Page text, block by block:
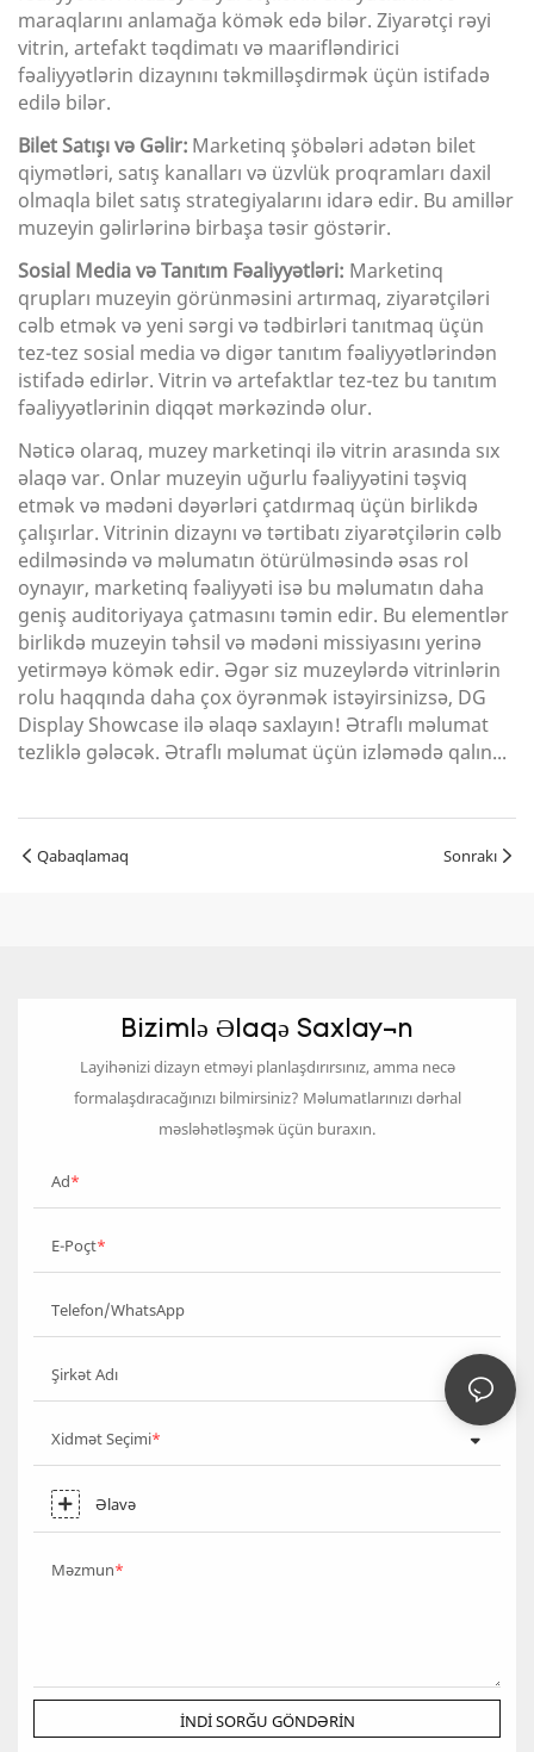
maraqlarını anlamağa kömək edə bilər. Ziyarətçi rəyi
vitrin, artefakt təqdimatı və maarifləndirici
fəaliyyətlərin dizaynını təkmilləşdirmək üçün istifadə
edilə bilər.
Bilet Satışı və Gəlir: Marketinq şöbələri adətən bilet
qiymətləri, satış kanalları və üzvlük proqramları daxil
olmaqla bilet satış strategiyalarını idarə edir. Bu amillər
muzeyin gəlirlərinə birbaşa təsir göstərir.
Sosial Media və Tanıtım Fəaliyyətləri: Marketinq
qrupları muzeyin görünməsini artırmaq, ziyarətçiləri
cəlb etmək və yeni sərgi və tədbirləri tanıtmaq üçün
tez-tez sosial media və digər tanıtım fəaliyyətlərindən
istifadə edirlər. Vitrin və artefaktlar tez-tez bu tanıtım
fəaliyyətlərinin diqqət mərkəzində olur.
Nəticə olaraq, muzey marketinqi ilə vitrin arasında sıx
əlaqə var. Onlar muzeyin uğurlu fəaliyyətini təşviq
etmək və mədəni dəyərləri çatdırmaq üçün birlikdə
çalışırlar. Vitrinin dizaynı və tərtibatı ziyarətçilərin cəlb
edilməsində və məlumatın ötürülməsində əsas rol
oynayır, marketinq fəaliyyəti isə bu məlumatın daha
geniş auditoriyaya çatmasını təmin edir. Bu elementlər
birlikdə muzeyin təhsil və mədəni missiyasını yerinə
yetirməyə kömək edir. Əgər siz muzeylərdə vitrinlərin
rolu haqqında daha çox öyrənmək istəyirsinizsə, DG
Display Showcase ilə əlaqə saxlayın! Ətraflı məlumat
tezliklə gələcək. Ətraflı məlumat üçün izləmədə qalın...
Qabaqlamaq Sonrakı
Bizimlə Əlaqə Saxlayın
Layihənizi dizayn etməyi planlaşdırırsınız, amma necə
formalaşdıracağınızı bilmirsiniz? Məlumatlarınızı dərhal
məsləhətləşmək üçün buraxın.
Ad
E-Poçt
Telefon/WhatsApp
Şirkət Adı
Xidmət Seçimi
Əlavə
Məzmun
İNDI SORĞU GÖNDƏRIN